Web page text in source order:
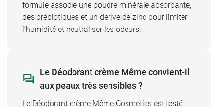
A post shared by MÊME (@memecosmetics)
formule associe une poudre minérale absorbante,
des prébiotiques et un dérivé de zinc pour limiter
l’humidité et neutraliser les odeurs.
Le Déodorant crème Même convient-il
aux peaux très sensibles ?
Le Déodorant crème Même Cosmetics est testé